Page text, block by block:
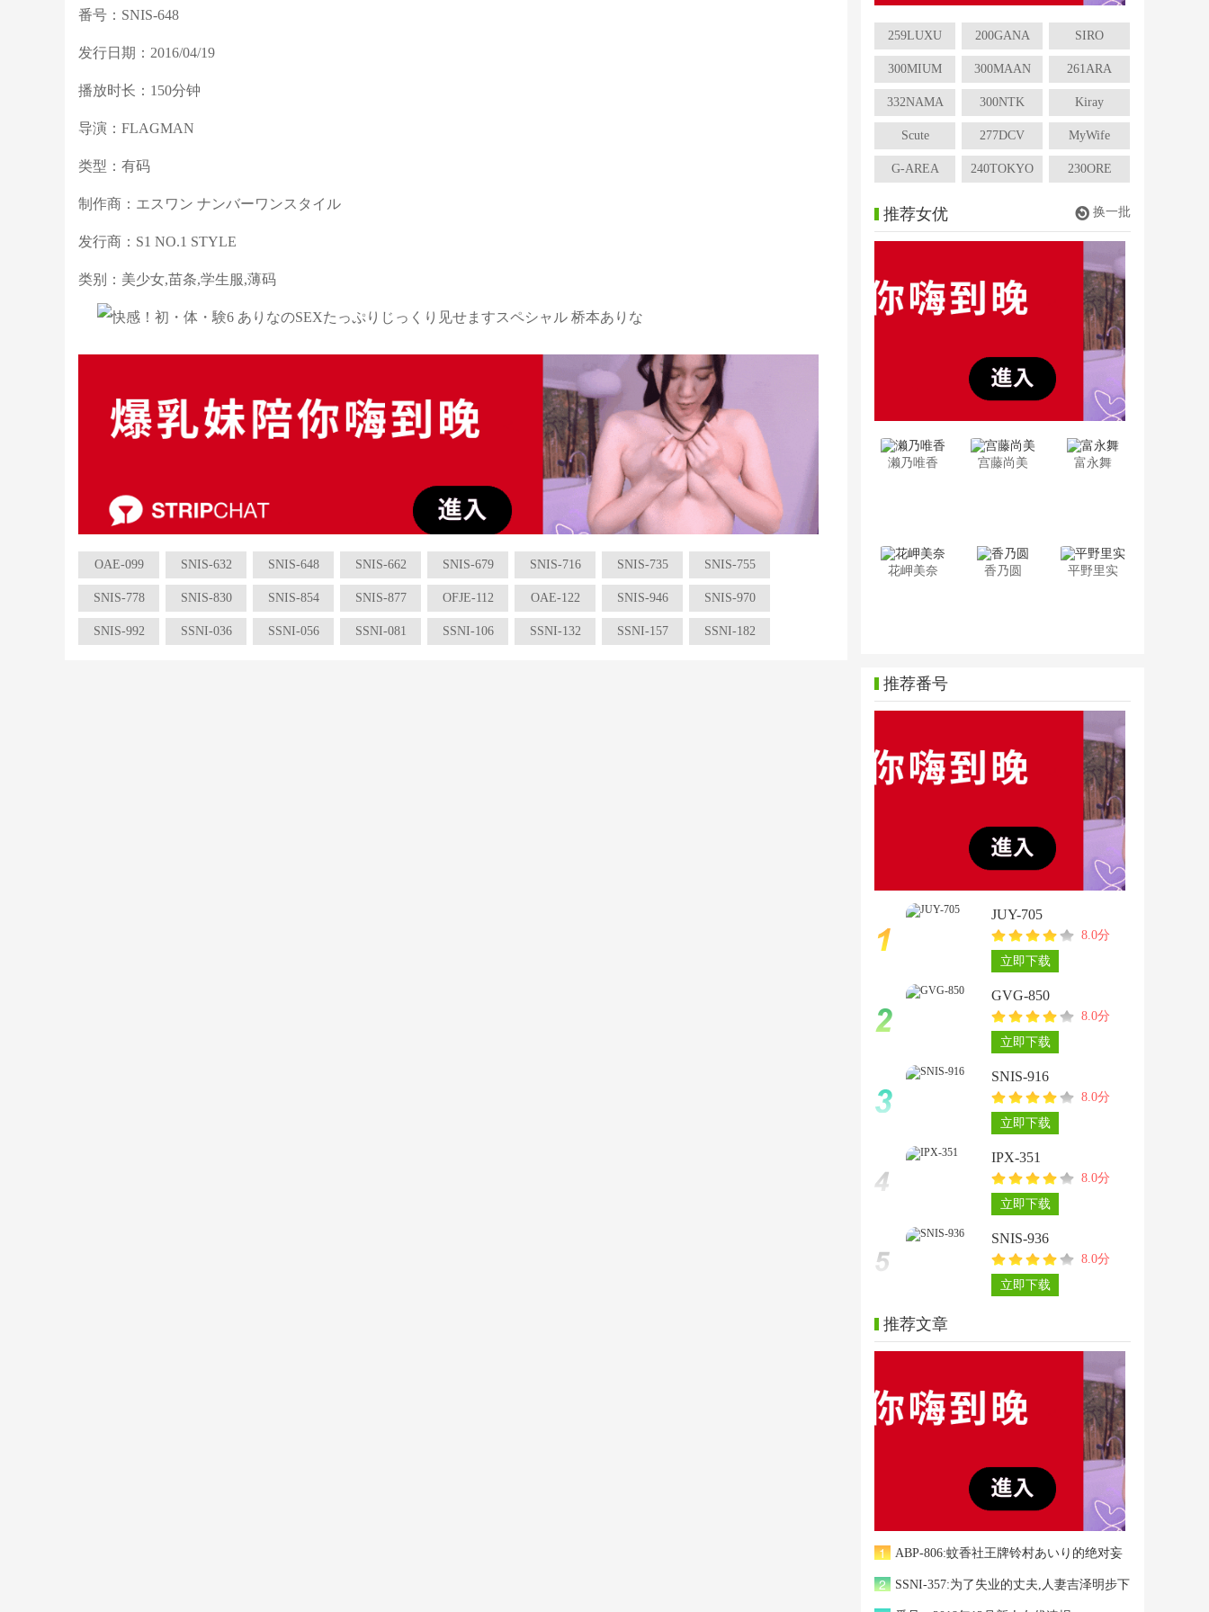
番号：SNIS-648
发行日期：2016/04/19
播放时长：150分钟
导演：FLAGMAN
类型：有码
制作商：エスワン ナンバーワンスタイル
发行商：S1 NO.1 STYLE
类别：美少女,苗条,学生服,薄码
OAE-099 SNIS-632 SNIS-648 SNIS-662 SNIS-679 SNIS-716 SNIS-735 SNIS-755
SNIS-778 SNIS-830 SNIS-854 SNIS-877 OFJE-112 OAE-122 SNIS-946 SNIS-970
SNIS-992 SSNI-036 SSNI-056 SSNI-081 SSNI-106 SSNI-132 SSNI-157 SSNI-182
259LUXU 200GANA SIRO
300MIUM 300MAAN 261ARA
332NAMA 300NTK Kiray
Scute 277DCV MyWife
G-AREA 240TOKYO 230ORE
换一批
推荐女优
濑乃唯香 宫藤尚美 富永舞
花岬美奈 香乃圆 平野里实
推荐番号
JUY-705
8.0分
立即下载
GVG-850
8.0分
立即下载
SNIS-916
8.0分
立即下载
IPX-351
8.0分
立即下载
SNIS-936
8.0分
立即下载
推荐文章
1 ABP-806:蚊香社王牌铃村あいり的绝对妄
想第三弹！
2 SSNI-357:为了失业的丈夫,人妻吉泽明步下